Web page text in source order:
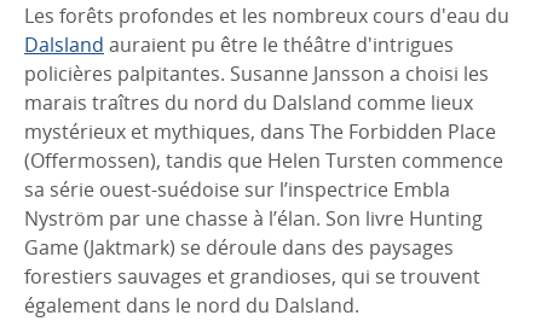
Les forêts profondes et les nombreux cours d'eau du
Dalsland auraient pu être le théâtre d'intrigues
policières palpitantes. Susanne Jansson a choisi les
marais traîtres du nord du Dalsland comme lieux
mystérieux et mythiques, dans The Forbidden Place
(Offermossen), tandis que Helen Tursten commence
sa série ouest-suédoise sur l’inspectrice Embla
Nyström par une chasse à l’élan. Son livre Hunting
Game (Jaktmark) se déroule dans des paysages
forestiers sauvages et grandioses, qui se trouvent
également dans le nord du Dalsland.